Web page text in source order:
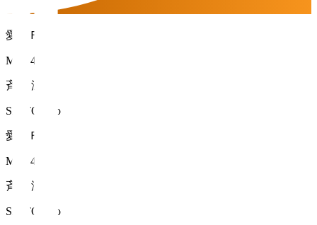
愛媛ＦＣ
MF 14
斉藤 涼優
SAITO Ryo
愛媛ＦＣ
MF 14
斉藤 涼優
SAITO Ryo